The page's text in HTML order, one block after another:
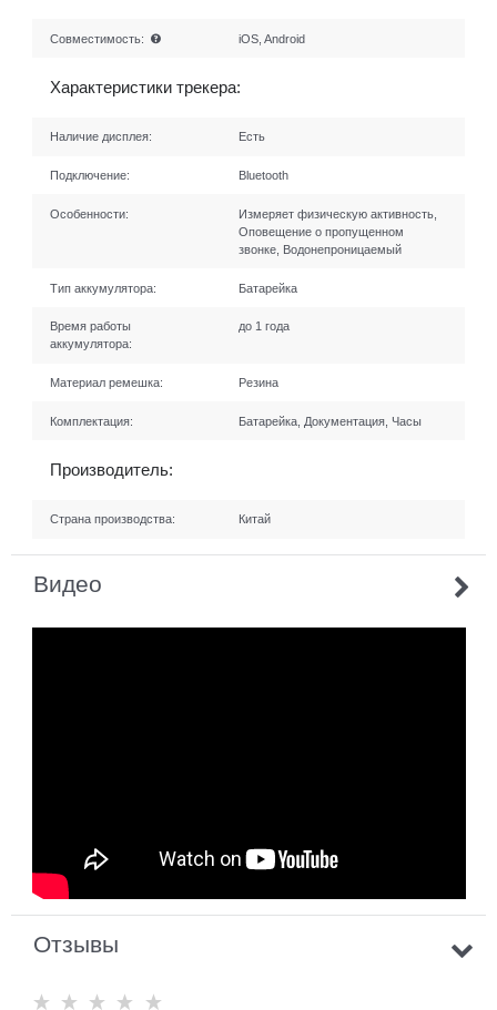
Совместимость: iOS, Android
Характеристики трекера:
Наличие дисплея: Есть
Подключение: Bluetooth
Особенности:
Измеряет физическую активность,
Оповещение о пропущенном
звонке, Водонепроницаемый
Тип аккумулятора: Батарейка
Время работы
аккумулятора:
до 1 года
Материал ремешка: Резина
Комплектация: Батарейка, Документация, Часы
Производитель:
Страна производства: Китай
Видео
Отзывы